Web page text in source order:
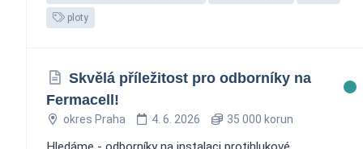
ploty
Skvělá příležitost pro odborníky na
Fermacell! ️
okres Praha 4. 6. 2026 35 000 korun